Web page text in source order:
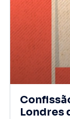
Londres